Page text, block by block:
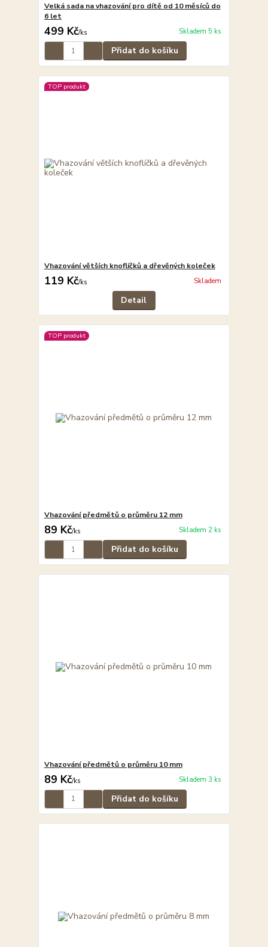
Velká sada na vhazování pro dítě od 10 měsíců do
6 let
499 Kč/ks Skladem 5 ks
Přidat do košíku
TOP produkt
Vhazování větších knoflíčků a dřevěných koleček
119 Kč/ks Skladem
Detail
TOP produkt
Vhazování předmětů o průměru 12 mm
89 Kč/ks Skladem 2 ks
Přidat do košíku
Vhazování předmětů o průměru 10 mm
89 Kč/ks Skladem 3 ks
Přidat do košíku